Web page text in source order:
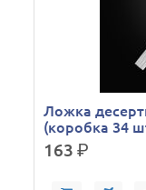
Ложка
(коробка 34
163р.